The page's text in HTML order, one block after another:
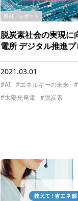
取材・レポート
脱炭素社会の実現に
電所 デジタル推進
2021.03.01
#AI #エネルギーの未来
#太陽光発電
#脱炭素